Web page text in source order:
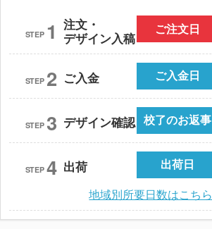
STEP 1 注文・
デザイン入稿
ご注文日
STEP 2 ご入金 ご入金日
STEP 3 デザイン確認 校了のお返事
STEP 4 出荷 出荷日
地域別所要日数はこちら